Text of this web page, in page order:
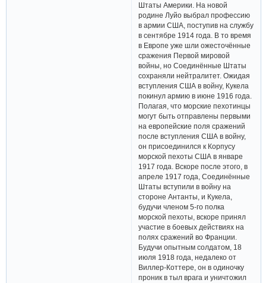
Штаты Америки. На новой
родине Луйо выбрал профессию
в армии США, поступив на службу
в сентябре 1914 года. В то время
в Европе уже шли ожесточённые
сражения Первой мировой
войны, но Соединённые Штаты
сохраняли нейтралитет. Ожидая
вступления США в войну, Кукела
покинул армию в июне 1916 года.
Полагая, что морские пехотинцы
могут быть отправлены первыми
на европейские поля сражений
после вступления США в войну,
он присоединился к Корпусу
морской пехоты США в январе
1917 года. Вскоре после этого, в
апреле 1917 года, Соединённые
Штаты вступили в войну на
стороне Антанты, и Кукела,
будучи членом 5-го полка
морской пехоты, вскоре принял
участие в боевых действиях на
полях сражений во Франции.
Будучи опытным солдатом, 18
июля 1918 года, недалеко от
Виллер-Коттере, он в одиночку
проник в тыл врага и уничтожил